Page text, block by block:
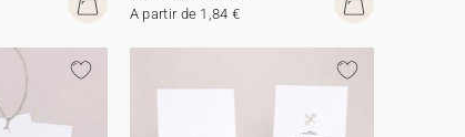
A partir de 1,84 €